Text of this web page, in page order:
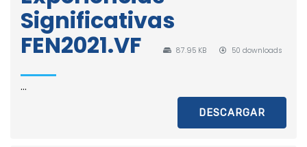
Significativas
FEN2021.VF
87.95 KB 50 downloads
...
DESCARGAR